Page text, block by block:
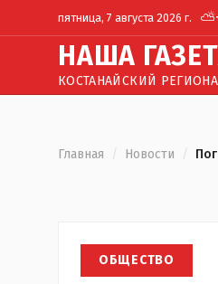
пятница, 7 августа 2026 г. ⛅
НАША Г
КОСТАНАЙСКИЙ
Главная / Новости /
ОБЩЕСТВО